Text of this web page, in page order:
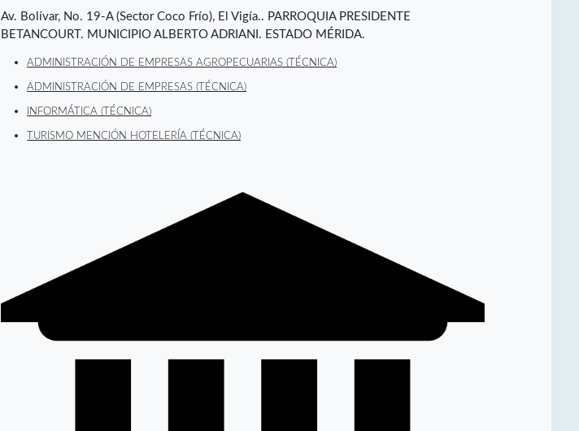
Av. Bolívar, No. 19-A (Sector Coco Frío), El Vigía.. PARROQUIA PRESIDENTE
BETANCOURT. MUNICIPIO ALBERTO ADRIANI. ESTADO MÉRIDA.
ADMINISTRACIÓN DE EMPRESAS AGROPECUARIAS (TÉCNICA)
ADMINISTRACIÓN DE EMPRESAS (TÉCNICA)
INFORMÁTICA (TÉCNICA)
TURISMO MENCIÓN HOTELERÍA (TÉCNICA)